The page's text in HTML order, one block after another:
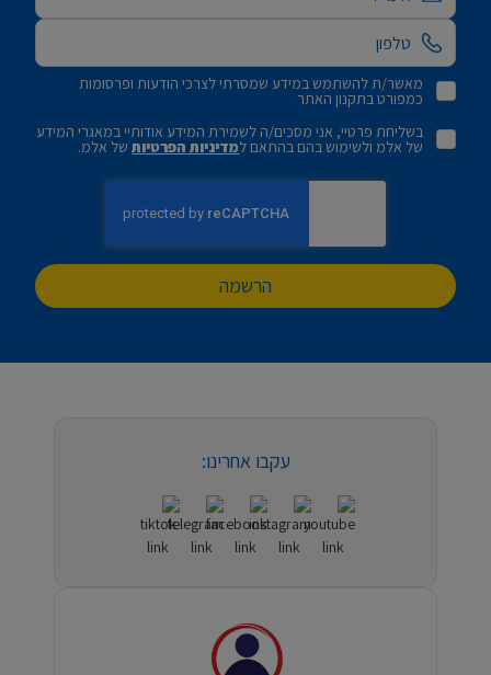
מאשר/ת להשתמש במידע שמסרתי לצרכי הודעות ופרסומות
כמפורט בתקנון האתר
בשליחת פרטיי, אני מסכים/ה לשמירת המידע אודותיי במאגרי המידע
של אלמ ולשימוש בהם בהתאם למדיניות הפרטיותשל אלמ.
הרשמה
עקבו אחרינו: